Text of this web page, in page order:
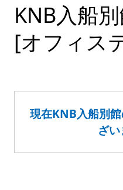
KNB入船
[オフィス
現在KNB入船別
ざい